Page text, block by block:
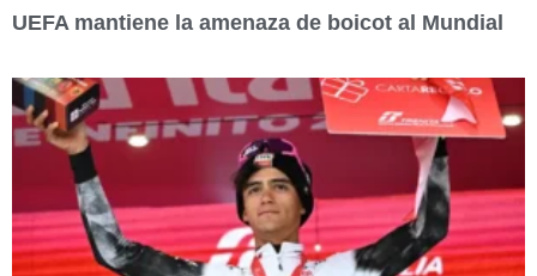
UEFA mantiene la amenaza de boicot al Mundial